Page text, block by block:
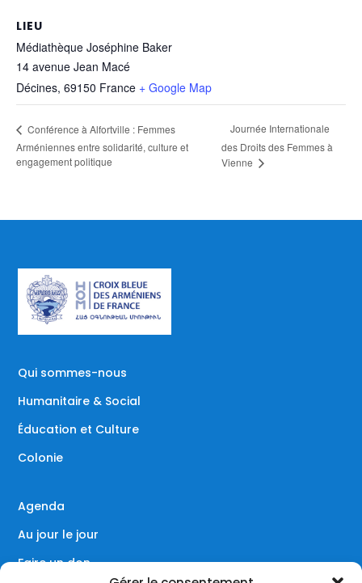
LIEU
Médiathèque Joséphine Baker
14 avenue Jean Macé
Décines, 69150 France + Google Map
Conférence à Alfortville : Femmes
Arméniennes entre solidarité, culture et
engagement politique
Journée Internationale
des Droits des Femmes à
Vienne
Qui sommes-nous
Humanitaire & Social
Éducation et Culture
Colonie
Agenda
Au jour le jour
Faire un don